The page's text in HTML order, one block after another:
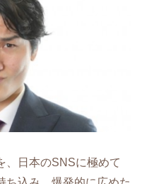
、日本のSNSに極めて